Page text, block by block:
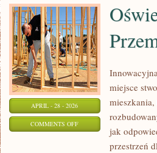
APRIL - 28 - 2026
COMMENTS OFFON
OŚWIETLENIE
miejsce
jak
przestrzeń